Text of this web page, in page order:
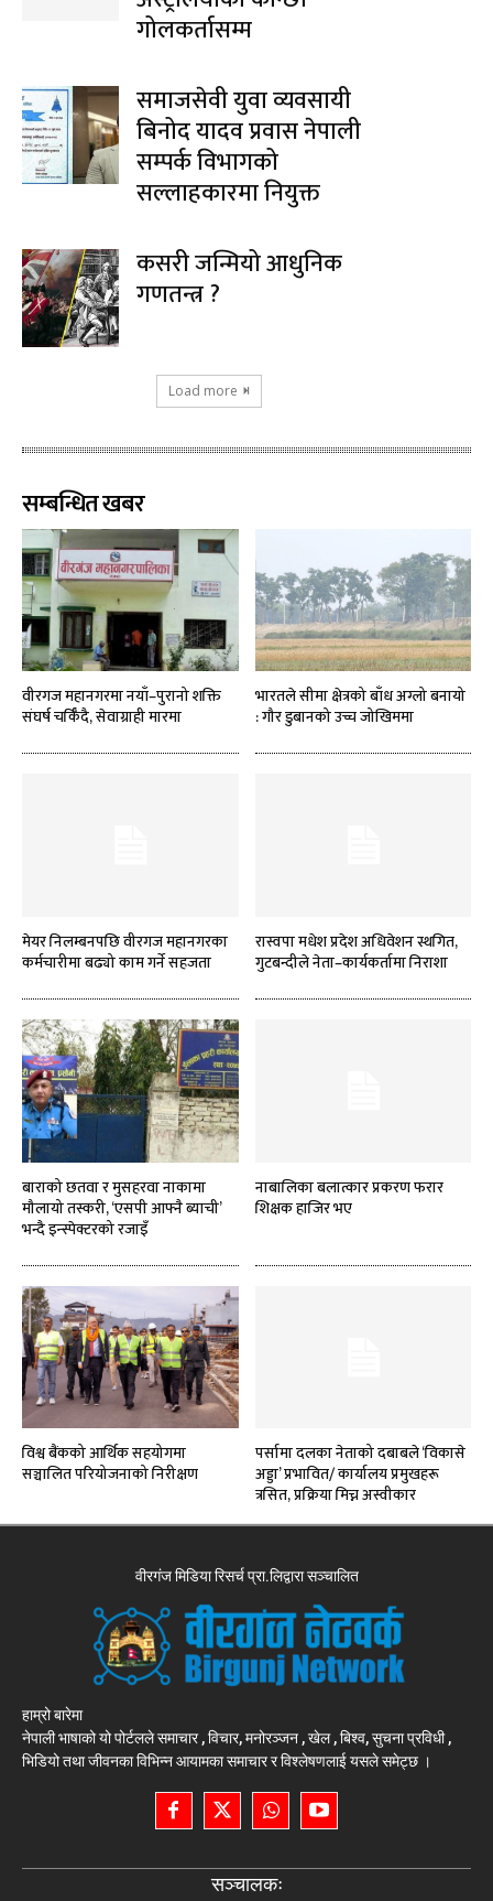
गोलकर्तासम्म
समाजसेवी युवा व्यवसायी
बिनोद यादव प्रवास नेपाली
सम्पर्क विभागको
सल्लाहकारमा नियुक्त
कसरी जन्मियो आधुनिक
गणतन्त्र ?
Load more
सम्बन्धित खबर
वीरगज महानगरमा नयाँ–पुरानो शक्ति
संघर्ष चर्किँदै, सेवाग्राही मारमा
भारतले सीमा क्षेत्रको बाँध अग्लो बनायो
: गौर डुबानको उच्च जोखिममा
मेयर निलम्बनपछि वीरगज महानगरका
कर्मचारीमा बढ्यो काम गर्ने सहजता
रास्वपा मधेश प्रदेश अधिवेशन स्थगित,
गुटबन्दीले नेता–कार्यकर्तामा निराशा
बाराको छतवा र मुसहरवा नाकामा
मौलायो तस्करी, ‘एसपी आफ्नै ब्याची’
भन्दै इन्स्पेक्टरको रजाइँ
नाबालिका बलात्कार प्रकरण फरार
शिक्षक हाजिर भए
विश्व बैंकको आर्थिक सहयोगमा
सञ्चालित परियोजनाको निरीक्षण
पर्सामा दलका नेताको दबाबले ‘विकासे
अड्डा’ प्रभावित/ कार्यालय प्रमुखहरू
त्रसित, प्रक्रिया मिच्न अस्वीकार
वीरगंज मिडिया रिसर्च प्रा.लिद्वारा सञ्चालित
हाम्रो बारेमा
नेपाली भाषाको यो पोर्टलले समाचार , विचार, मनोरञ्जन , खेल , बिश्व, सुचना प्रविधी ,
भिडियो तथा जीवनका विभिन्न आयामका समाचार र विश्लेषणलाई यसले समेट्छ ।
सञ्चालकः